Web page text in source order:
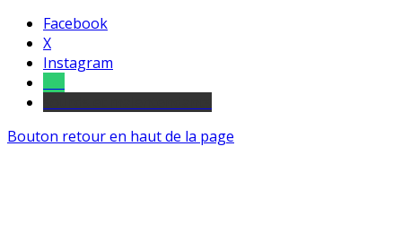
Facebook
X
Instagram
Bouton retour en haut de la page